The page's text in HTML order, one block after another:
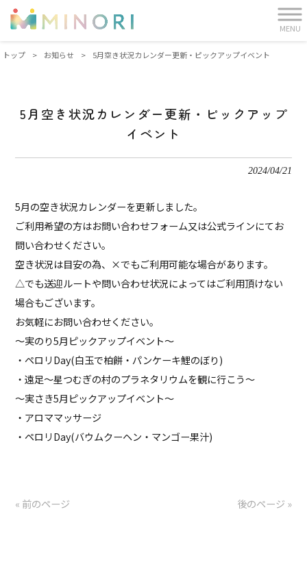
MENU
トップ > お知らせ > 5月空き状況カレンダー更新・ピックアップイベント
5月空き状況カレンダー更新・ピックアップ
イベント
2024/04/21
5月の空き状況カレンダーを更新しました。
ご利用希望の方はお問い合わせフォーム又は公式ラインにてお
問い合わせください。
空き状況は目安の為、×でもご利用可能な場合があります。
△でも送迎ルートや問い合わせ状況によってはご利用頂けない
場合もございます。
お気軽にお問い合わせください。
～実のり5月ピックアップイベント～
・ペロリDay(白玉で柏餅・パンケーキ鯉のぼり)
・遠足～星つむぎの村のプラネタリウムを観に行こう～
～実さき5月ピックアップイベント～
・アロママッサージ
・ペロリDay(バウムクーヘン・マンゴー果汁)
« 前のページ 後のページ »